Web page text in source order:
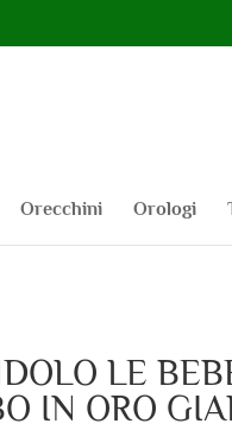
Orecchini Orologi
LE
IN ORO